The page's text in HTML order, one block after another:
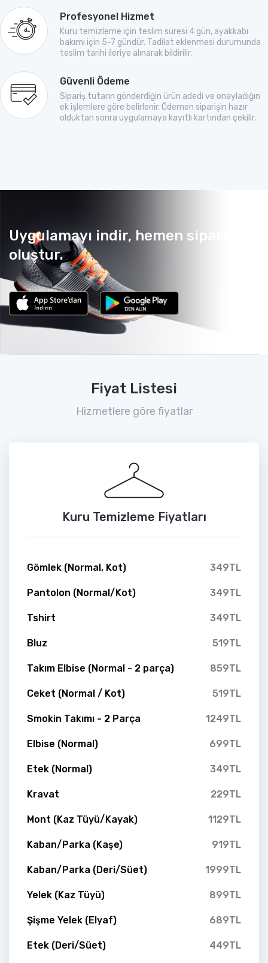
Profesyonel Hizmet
Kuru temizleme için teslim süresi 4 gün, ayakkabı
bakımı için 5-7 gündür. Tadilat eklenmesi durumunda
teslim tarihi ileriye alınarak bildirilir.
Güvenli Ödeme
Sipariş tutarın gönderdiğin ürün adedi ve onayladığın
ek işlemlere göre belirlenir. Ödemen siparişin hazır
olduktan sonra uygulamaya kayıtlı kartından çekilir.
Uygulamayı indir, hemen sipariş
oluştur.
Fiyat Listesi
Hizmetlere göre fiyatlar
Kuru Temizleme Fiyatları
Gömlek (Normal, Kot) 349TL
Pantolon (Normal/Kot) 349TL
Tshirt 349TL
Bluz 519TL
Takım Elbise (Normal - 2 parça) 859TL
Ceket (Normal / Kot) 519TL
Smokin Takımı - 2 Parça 1249TL
Elbise (Normal) 699TL
Etek (Normal) 349TL
Kravat 229TL
Mont (Kaz Tüyü/Kayak) 1129TL
Kaban/Parka (Kaşe) 919TL
Kaban/Parka (Deri/Süet) 1999TL
Yelek (Kaz Tüyü) 899TL
Şişme Yelek (Elyaf) 689TL
Etek (Deri/Süet) 449TL